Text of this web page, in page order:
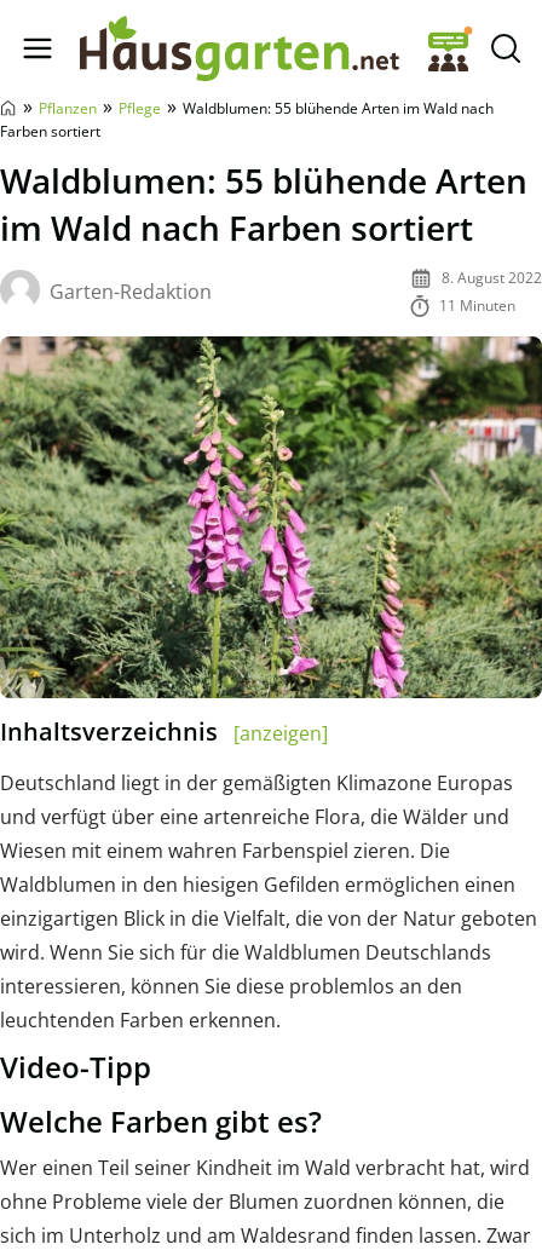
Hausgarten.net
» Pflanzen » Pflege » Waldblumen: 55 blühende Arten im Wald nach
Farben sortiert
Waldblumen: 55 blühende Arten
im Wald nach Farben sortiert
Garten-Redaktion
8. August 2022
11 Minuten
Inhaltsverzeichnis
[anzeigen]
Deutschland liegt in der gemäßigten Klimazone Europas
und verfügt über eine artenreiche Flora, die Wälder und
Wiesen mit einem wahren Farbenspiel zieren. Die
Waldblumen in den hiesigen Gefilden ermöglichen einen
einzigartigen Blick in die Vielfalt, die von der Natur geboten
wird. Wenn Sie sich für die Waldblumen Deutschlands
interessieren, können Sie diese problemlos an den
leuchtenden Farben erkennen.
Video-Tipp
Welche Farben gibt es?
Wer einen Teil seiner Kindheit im Wald verbracht hat, wird
ohne Probleme viele der Blumen zuordnen können, die
sich im Unterholz und am Waldesrand finden lassen. Zwar